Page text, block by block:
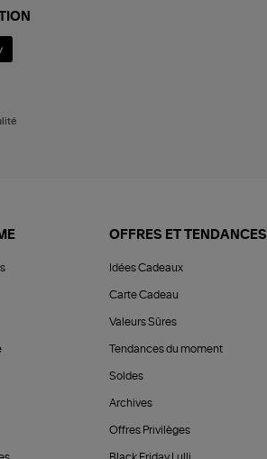
OFFRES ET TENDANCES
Idées Cadeaux
Carte Cadeau
Valeurs Sûres
Tendances du moment
Soldes
Archives
Offres Privilèges